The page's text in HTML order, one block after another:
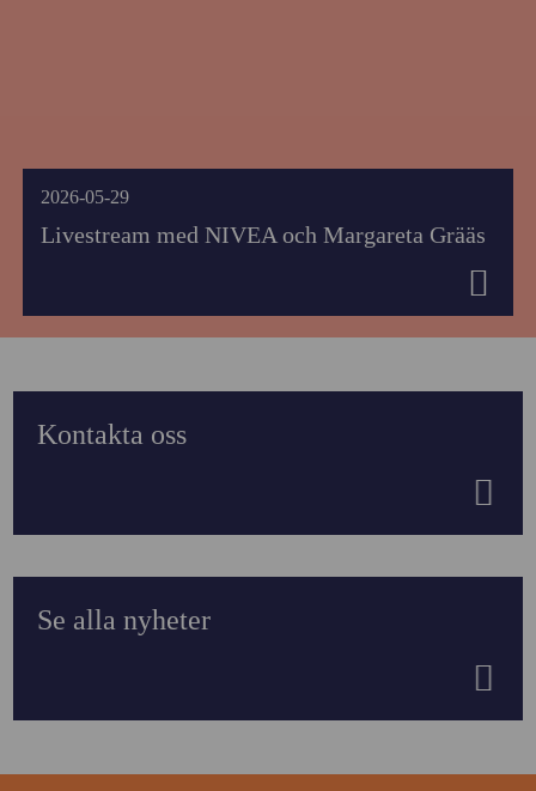
2026-05-29
Livestream med NIVEA och Margareta Grääs
Kontakta oss
Se alla nyheter